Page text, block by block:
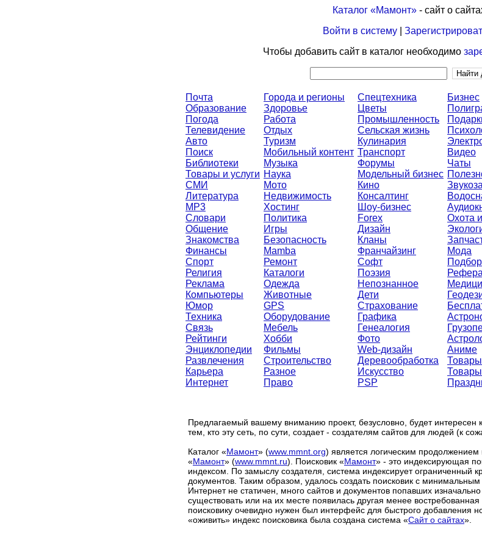
Каталог «Мамонт»- сайт о
Войти в систему|
Чтобы добавить сайт в каталог необходимо
Почта
Образование
Погода
Телевидение
Авто
Поиск
Библиотеки
Товары и услуги
СМИ
Литература
MP3
Словари
Общение
Знакомства
Финансы
Спорт
Религия
Реклама
Компьютеры
Юмор
Техника
Связь
Рейтинги
Энциклопедии
Развлечения
Карьера
Интернет
Города и регионы
Здоровье
Работа
Отдых
Туризм
Мобильный контент
Музыка
Наука
Мото
Недвижимость
Хостинг
Политика
Игры
Безопасность
Mamba
Ремонт
Каталоги
Одежда
Животные
GPS
Оборудование
Мебель
Хобби
Фильмы
Строительство
Разное
Право
Спецтехника
Цветы
Промышленность
Сельская жизнь
Кулинария
Транспорт
Форумы
Модельный бизнес
Кино
Консалтинг
Шоу-бизнес
Forex
Дизайн
Кланы
Франчайзинг
Софт
Поэзия
Непознанное
Дети
Страхование
Графика
Генеалогия
Фото
Web-дизайн
Деревообработка
Искусство
PSP
Бизнес
Видео
Чаты
Охота
Мода
Аниме
Предлагаемый вашему вниманию проект, безусловно, будет интересен
тем, кто эту сеть, по сути, создает - создателям сайтов для людей (к
Каталог «Мамонт» (www.mmnt.org) является логическим продолжением
«Мамонт» (www.mmnt.ru) . Поисковик «Мамонт» - это индексирующая
индексом. По замыслу создателя, система индексирует ограниченный
документов. Таким образом, удалось создать поисковик с
Интернет не статичен, много сайтов и документов попавших
существовать или на их месте появилась другая менее
поисковику очевидно нужен был интерфейс для быстрого добавления
«оживить» индекс поисковика была создана система «Сайт о сайтах».